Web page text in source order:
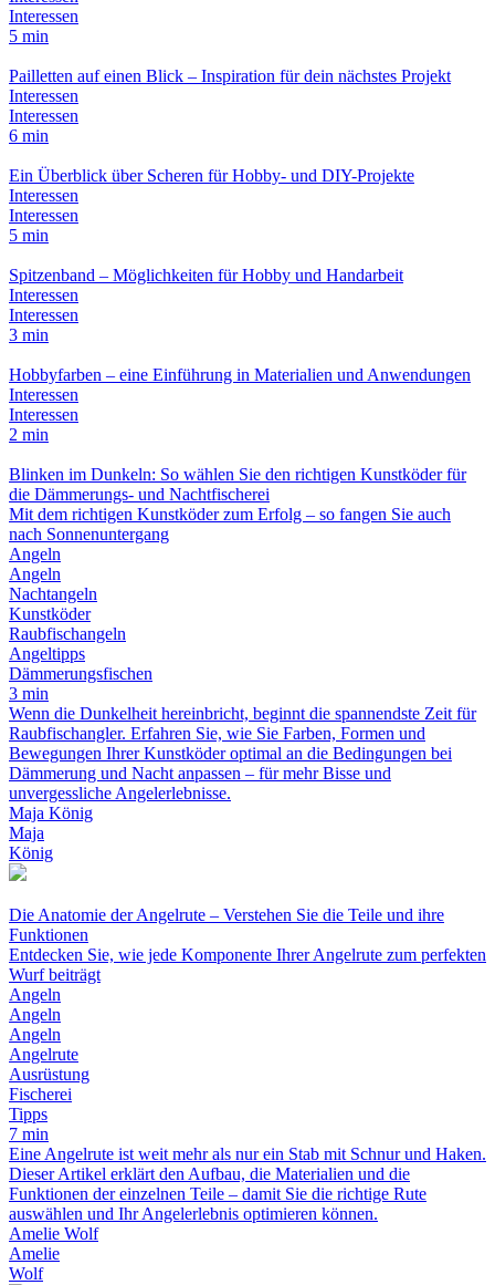
Interessen
5 min
Pailletten auf einen Blick – Inspiration für dein nächstes Projekt
Interessen
Interessen
6 min
Ein Überblick über Scheren für Hobby- und DIY-Projekte
Interessen
Interessen
5 min
Spitzenband – Möglichkeiten für Hobby und Handarbeit
Interessen
Interessen
3 min
Hobbyfarben – eine Einführung in Materialien und Anwendungen
Interessen
Interessen
2 min
Blinken im Dunkeln: So wählen Sie den richtigen Kunstköder für
die Dämmerungs- und Nachtfischerei
Mit dem richtigen Kunstköder zum Erfolg – so fangen Sie auch
nach Sonnenuntergang
Angeln
Angeln
Nachtangeln
Kunstköder
Raubfischangeln
Angeltipps
Dämmerungsfischen
3 min
Wenn die Dunkelheit hereinbricht, beginnt die spannendste Zeit für
Raubfischangler. Erfahren Sie, wie Sie Farben, Formen und
Bewegungen Ihrer Kunstköder optimal an die Bedingungen bei
Dämmerung und Nacht anpassen – für mehr Bisse und
unvergessliche Angelerlebnisse.
Maja König
Maja
König
Die Anatomie der Angelrute – Verstehen Sie die Teile und ihre
Funktionen
Entdecken Sie, wie jede Komponente Ihrer Angelrute zum perfekten
Wurf beiträgt
Angeln
Angeln
Angeln
Angelrute
Ausrüstung
Fischerei
Tipps
7 min
Eine Angelrute ist weit mehr als nur ein Stab mit Schnur und Haken.
Dieser Artikel erklärt den Aufbau, die Materialien und die
Funktionen der einzelnen Teile – damit Sie die richtige Rute
auswählen und Ihr Angelerlebnis optimieren können.
Amelie Wolf
Amelie
Wolf